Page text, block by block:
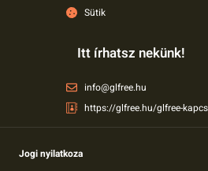
Sütik
Itt írhatsz nekünk!
info@glfree.hu
https://glfree.hu/glfree-
Jogi nyilatkoza